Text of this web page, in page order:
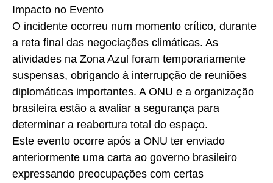
Impacto no Evento
O incidente ocorreu num momento crítico, durante
a reta final das negociações climáticas. As
atividades na Zona Azul foram temporariamente
suspensas, obrigando à interrupção de reuniões
diplomáticas importantes. A ONU e a organização
brasileira estão a avaliar a segurança para
determinar a reabertura total do espaço.
Este evento ocorre após a ONU ter enviado
anteriormente uma carta ao governo brasileiro
expressando preocupações com certas